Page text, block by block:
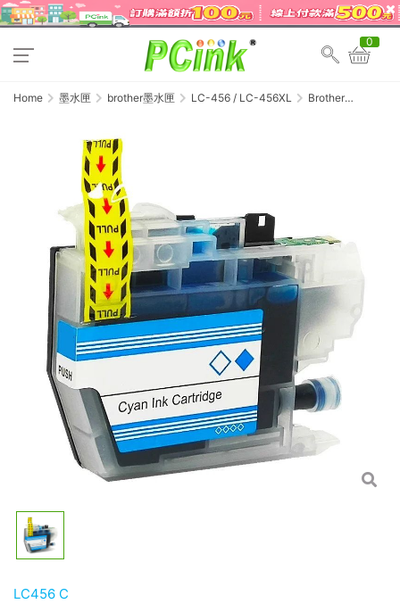
0
Home 墨水匣 brother墨水匣 LC-456 / LC-456XL
Brother
LC456 C